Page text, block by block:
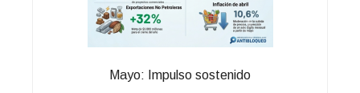
Mayo: Impulso sostenido